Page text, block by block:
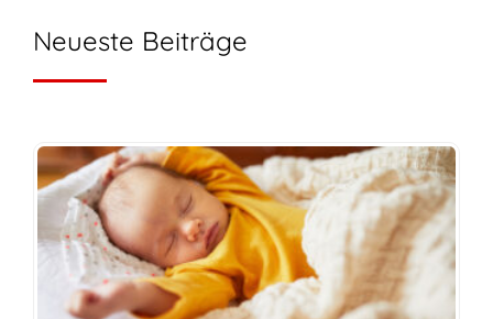
Neueste Beiträge